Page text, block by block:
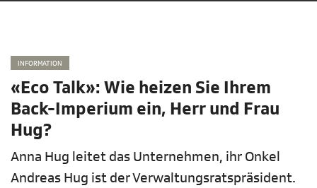
INFORMATION
«Eco Talk»: Wie heizen Sie Ihrem
Back-Imperium ein, Herr und Frau
Hug?
Anna Hug leitet das Unternehmen, ihr Onkel
Andreas Hug ist der Verwaltungsratspräsident.